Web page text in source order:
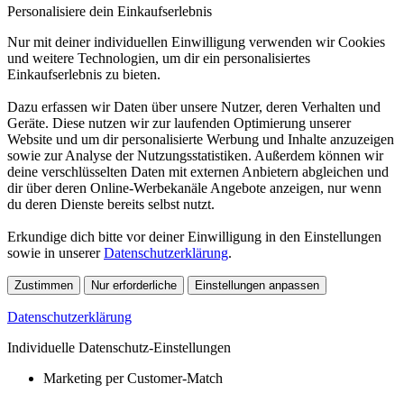
Personalisiere dein Einkaufserlebnis
Nur mit deiner individuellen Einwilligung verwenden wir Cookies
und weitere Technologien, um dir ein personalisiertes
Einkaufserlebnis zu bieten.
Dazu erfassen wir Daten über unsere Nutzer, deren Verhalten und
Geräte. Diese nutzen wir zur laufenden Optimierung unserer
Website und um dir personalisierte Werbung und Inhalte anzuzeigen
sowie zur Analyse der Nutzungsstatistiken. Außerdem können wir
deine verschlüsselten Daten mit externen Anbietern abgleichen und
dir über deren Online-Werbekanäle Angebote anzeigen, nur wenn
du deren Dienste bereits selbst nutzt.
Erkundige dich bitte vor deiner Einwilligung in den Einstellungen
sowie in unsererDatenschutzerklärung.
Zustimmen Nur erforderliche Einstellungen anpassen
Datenschutzerklärung
Individuelle Datenschutz-Einstellungen
Marketing per Customer-Match